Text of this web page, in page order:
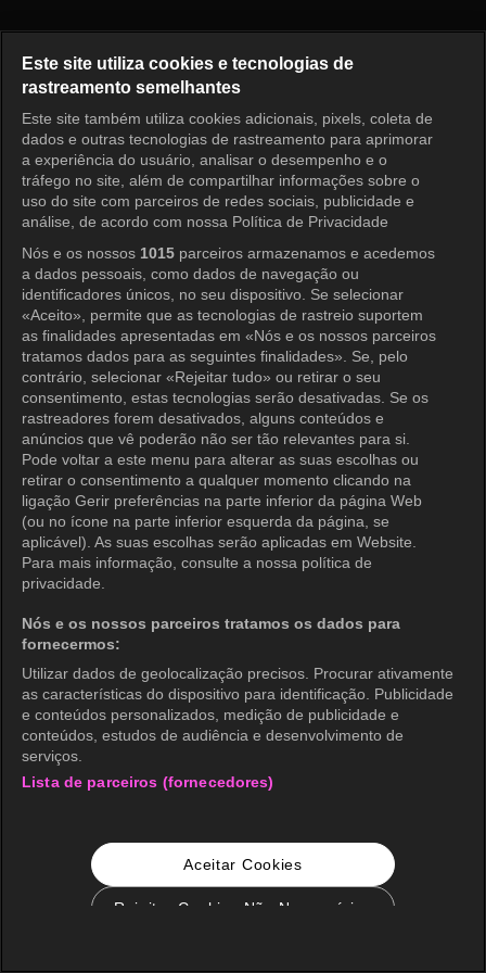
Entrar
Este site utiliza cookies e tecnologias de
rastreamento semelhantes
Este site também utiliza cookies adicionais, pixels, coleta de
dados e outras tecnologias de rastreamento para aprimorar
a experiência do usuário, analisar o desempenho e o
tráfego no site, além de compartilhar informações sobre o
uso do site com parceiros de redes sociais, publicidade e
análise, de acordo com nossa Política de Privacidade
Nós e os nossos 1015 parceiros armazenamos e acedemos
a dados pessoais, como dados de navegação ou
identificadores únicos, no seu dispositivo. Se selecionar
«Aceito», permite que as tecnologias de rastreio suportem
as finalidades apresentadas em «Nós e os nossos parceiros
tratamos dados para as seguintes finalidades». Se, pelo
contrário, selecionar «Rejeitar tudo» ou retirar o seu
consentimento, estas tecnologias serão desativadas. Se os
rastreadores forem desativados, alguns conteúdos e
anúncios que vê poderão não ser tão relevantes para si.
Pode voltar a este menu para alterar as suas escolhas ou
retirar o consentimento a qualquer momento clicando na
ligação Gerir preferências na parte inferior da página Web
(ou no ícone na parte inferior esquerda da página, se
aplicável). As suas escolhas serão aplicadas em Website.
Para mais informação, consulte a nossa política de
privacidade.
Nós e os nossos parceiros tratamos os dados para
fornecermos:
Utilizar dados de geolocalização precisos. Procurar ativamente
as características do dispositivo para identificação. Publicidade
e conteúdos personalizados, medição de publicidade e
conteúdos, estudos de audiência e desenvolvimento de
serviços.
Lista de parceiros (fornecedores)
Aceitar Cookies
Rejeitar Cookies Não Necessários